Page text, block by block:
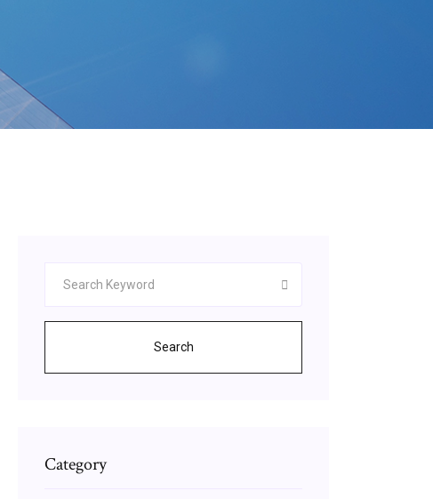
Search
Category